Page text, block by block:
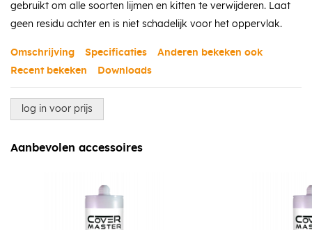
gebruikt om alle soorten lijmen en kitten te verwijderen. Laat
geen residu achter en is niet schadelijk voor het oppervlak.
Omschrijving Specificaties
Anderen bekeken ook
Recent bekeken
Downloads
log in voor prijs
Aanbevolen accessoires